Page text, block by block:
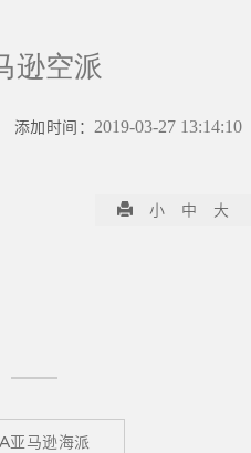
逊空派
添加时间：2019-03-27 13:14:10
小 中 大
亚马逊海派